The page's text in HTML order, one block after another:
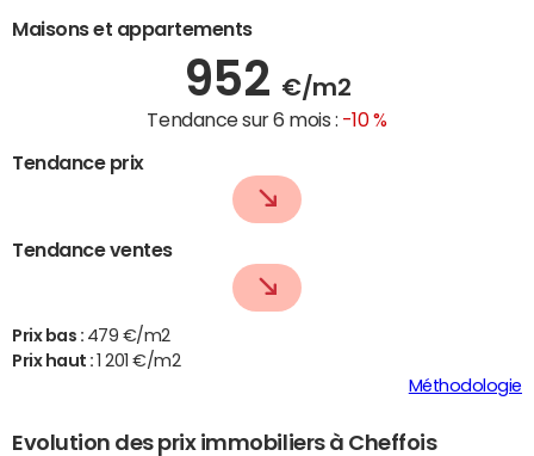
Maisons et appartements
952 €/m2
Tendance sur 6 mois : -10 %
Tendance prix
Tendance ventes
Prix bas : 479 €/m2
Prix haut :
1 201 €/m2
Méthodologie
Evolution des prix immobiliers à Cheffois